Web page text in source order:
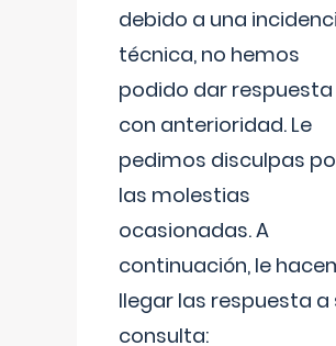
debido a una
técnica, no hemos
podido dar respuesta
con anterioridad. Le
pedimos disculpas
las molestias
ocasionadas. A
continuación, le
llegar las respuesta a
consulta: